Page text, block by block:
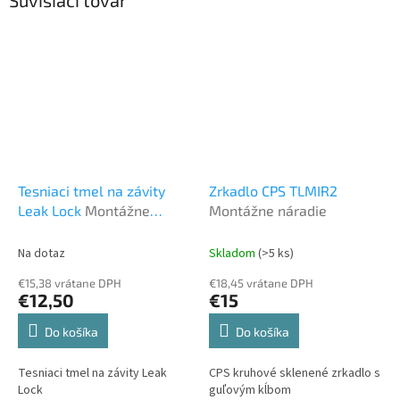
Tesniaci tmel na závity
Leak Lock Montážne
Na dotaz
€15,38 vrátane DPH
€12,50
Do košíka
Tesniaci tmel na závity Leak
Lock
Zrkadlo CPS TLMIR2
Montážne náradie
Skladom (>5 ks)
€18,45 vrátane DPH
€15
Do košíka
CPS kruhové sklenené zrkadlo s
guľovým kĺbom